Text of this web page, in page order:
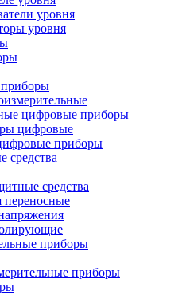
уровня
уровня
цифровые приборы
цифровые
приборы
средства
средства
переносные
приборы
приборы